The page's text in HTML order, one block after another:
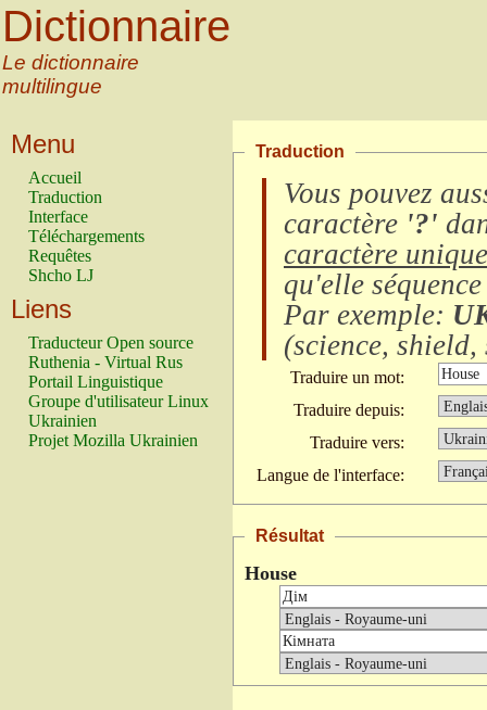
Dictionnaire
Le dictionnaire
multilingue
Menu
Accueil
Traduction
Interface
Téléchargements
Requêtes
Shcho LJ
Liens
Traducteur Open source
Ruthenia - Virtual Rus
Portail Linguistique
Groupe d'utilisateur Linux
Ukrainien
Projet Mozilla Ukrainien
Traduction
Vous pouvez
caractère '?'
caractère unique
qu'elle
Par exemple:
(science, shield,
Traduire un mot:
Traduire depuis:
Traduire vers:
Langue de l'interface:
Résultat
House